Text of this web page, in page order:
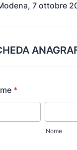
7 ottobre
*
Nome